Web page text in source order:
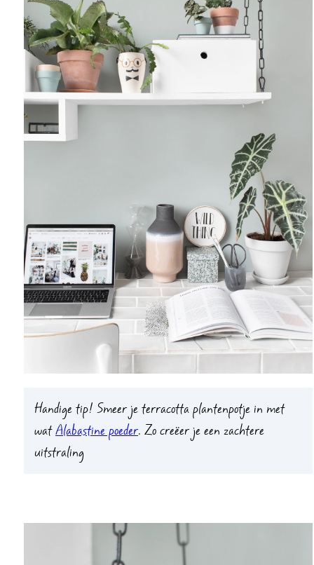
Handige tip! Smeer je terracotta plantenpotje in met
watAlabastine poeder. Zo creëer je een zachtere
uitstraling